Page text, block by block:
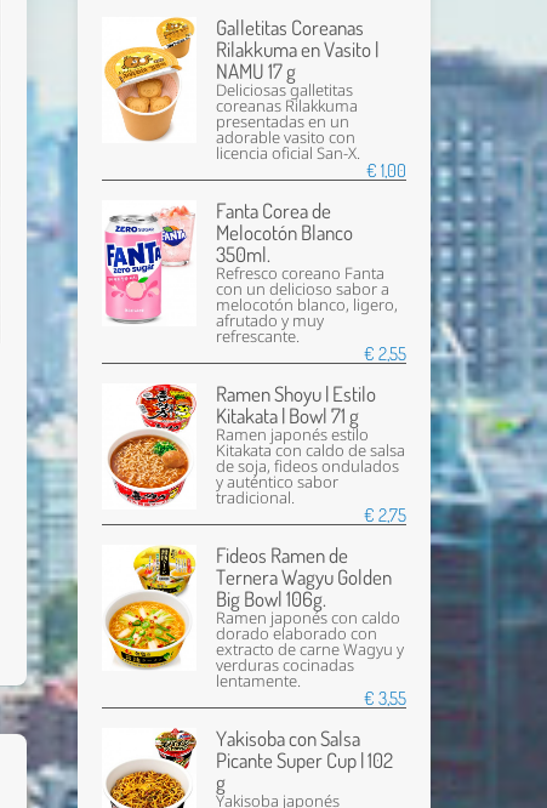
Galletitas Coreanas
Rilakkuma en Vasito |
NAMU 17 g
Deliciosas galletitas
coreanas Rilakkuma
presentadas en un
adorable vasito con
licencia oficial San-X.
€ 1,00
Fanta Corea de
Melocotón Blanco
350ml.
Refresco coreano Fanta
con un delicioso sabor a
melocotón blanco, ligero,
afrutado y muy
refrescante.
€ 2,55
Ramen Shoyu | Estilo
Kitakata | Bowl 71 g
Ramen japonés estilo
Kitakata con caldo de salsa
de soja, fideos ondulados
y auténtico sabor
tradicional.
€ 2,75
Fideos Ramen de
Ternera Wagyu Golden
Big Bowl 106g.
Ramen japonés con caldo
dorado elaborado con
extracto de carne Wagyu y
verduras cocinadas
lentamente.
€ 3,55
Yakisoba con Salsa
Picante Super Cup | 102
g
Yakisoba japonés